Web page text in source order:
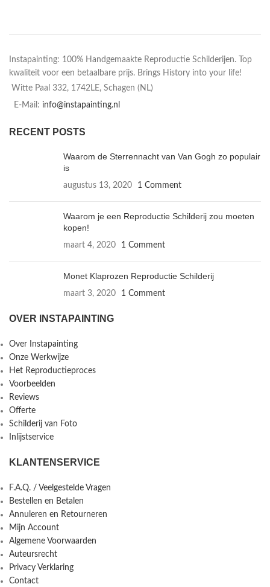
Instapainting: 100% Handgemaakte Reproductie Schilderijen. Top
kwaliteit voor een betaalbare prijs. Brings History into your life!
Witte Paal 332, 1742LE, Schagen (NL)
E-Mail: info@instapainting.nl
RECENT POSTS
Waarom de Sterrennacht van Van Gogh zo populair
is
augustus 13, 2020 1 Comment
Waarom je een Reproductie Schilderij zou moeten
kopen!
maart 4, 2020 1 Comment
Monet Klaprozen Reproductie Schilderij
maart 3, 2020 1 Comment
OVER INSTAPAINTING
Over Instapainting
Onze Werkwijze
Het Reproductieproces
Voorbeelden
Reviews
Offerte
Schilderij van Foto
Inlijstservice
KLANTENSERVICE
F.A.Q. / Veelgestelde Vragen
Bestellen en Betalen
Annuleren en Retourneren
Mijn Account
Algemene Voorwaarden
Auteursrecht
Privacy Verklaring
Contact